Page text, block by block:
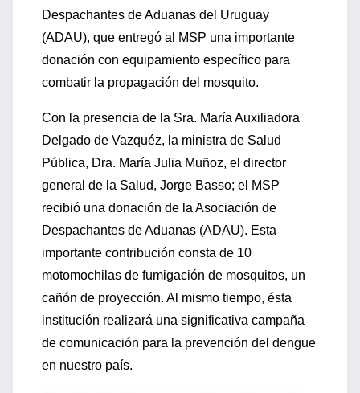
Despachantes de Aduanas del Uruguay
(ADAU), que entregó al MSP una importante
donación con equipamiento específico para
combatir la propagación del mosquito.
Con la presencia de la Sra. María Auxiliadora
Delgado de Vazquéz, la ministra de Salud
Pública, Dra. María Julia Muñoz, el director
general de la Salud, Jorge Basso; el MSP
recibió una donación de la Asociación de
Despachantes de Aduanas (ADAU). Esta
importante contribución consta de 10
motomochilas de fumigación de mosquitos, un
cañón de proyección. Al mismo tiempo, ésta
institución realizará una significativa campaña
de comunicación para la prevención del dengue
en nuestro país.